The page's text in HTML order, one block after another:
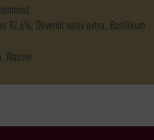
92,6%, Olivenöl nativ extra, Basilikum
Wasser